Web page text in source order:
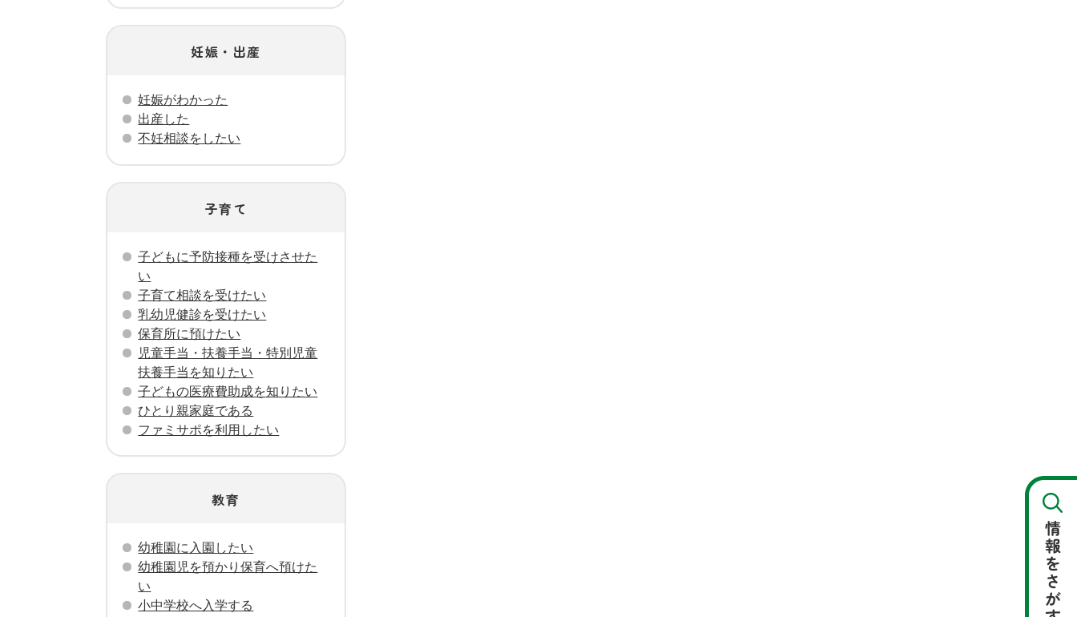
妊娠・出産
妊娠がわかった
出産した
不妊相談をしたい
子育て
子どもに予防接種を受けさせた
い
子育て相談を受けたい
乳幼児健診を受けたい
保育所に預けたい
児童手当・扶養手当・特別児童
扶養手当を知りたい
子どもの医療費助成を知りたい
ひとり親家庭である
ファミサポを利用したい
教育
幼稚園に入園したい
幼稚園児を預かり保育へ預けた
い
小中学校へ入学する